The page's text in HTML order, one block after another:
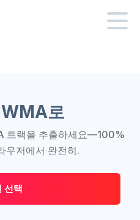
로
트랙을 추출하세요—100%
우저에서 완전히.
선택